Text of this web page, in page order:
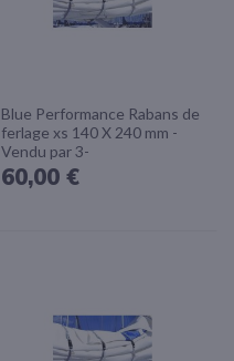
Blue Performance Rabans de
ferlage xs 140 X 240 mm -
Vendu par 3-
60,00 €